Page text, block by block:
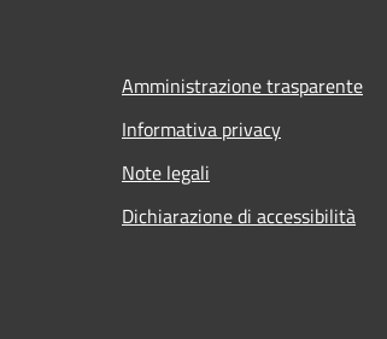
Amministrazione trasparente
Informativa privacy
Note legali
Dichiarazione di accessibilità